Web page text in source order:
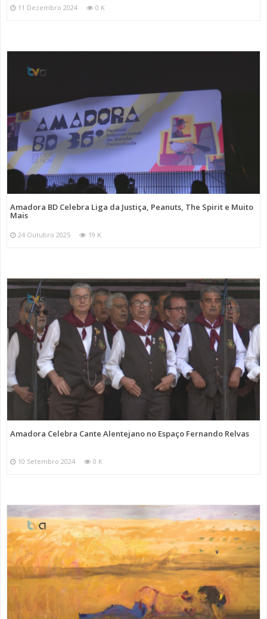
11 Dezembro 2024 0 K
Amadora BD Celebra Liga da Justiça, Peanuts, The Spirit e Muito
Mais
24 Outubro 2025 19 K
Amadora Celebra Cante Alentejano no Espaço Fernando Relvas
10 Setembro 2024 0 K